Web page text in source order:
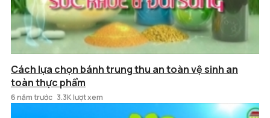
Cách lựa chọn bánh trung thu an toàn vệ sinh an
toàn thực phẩm
6 năm trước 3.3K lượt xem